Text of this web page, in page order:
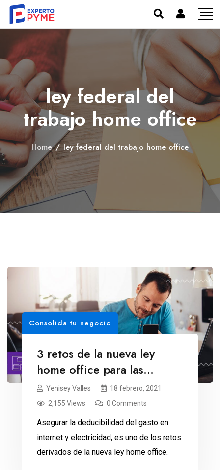
ley federal del
trabajo home office
Home / ley federal del trabajo home office
Consolida tu negocio
3 retos de la nueva ley
home office para las
empresas
Yenisey Valles
18 febrero, 2021
2,155 Views
0 Comments
Asegurar la deducibilidad del gasto en
internet y electricidad, es uno de los retos
derivados de la nueva ley home office.